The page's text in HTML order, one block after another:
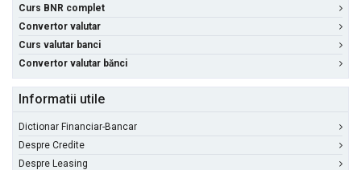
Curs BNR complet
Convertor valutar
Curs valutar banci
Convertor valutar bănci
Informatii utile
Dictionar Financiar-Bancar
Despre Credite
Despre Leasing